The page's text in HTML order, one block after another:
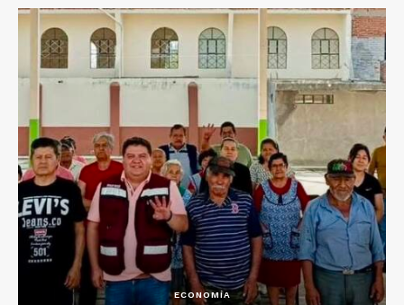
ECONOMÍA